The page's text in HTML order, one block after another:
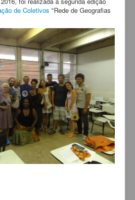
de Coletivos "Rede de Geografias